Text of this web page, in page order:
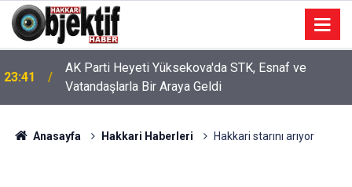
23:41
AK Parti Heyeti Yüksekova'da STK, Esnaf ve
Vatandaşlarla Bir Araya Geldi
Anasayfa Hakkari Haberleri Hakkari starını arıyor